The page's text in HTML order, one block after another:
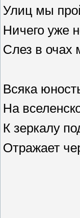
Улиц мы
Ничего уже
Слез в очах
Всяка
На
К зеркалу
Отражает